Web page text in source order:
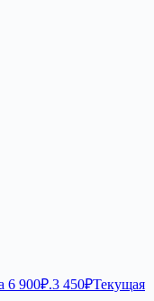
6 900₽.3 450₽Текущая